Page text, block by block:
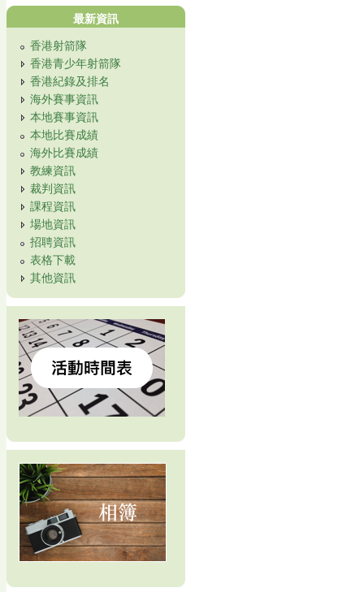
最新資訊
香港射箭隊
香港青少年射箭隊
香港紀錄及排名
海外賽事資訊
本地賽事資訊
本地比賽成績
海外比賽成績
教練資訊
裁判資訊
課程資訊
場地資訊
招聘資訊
表格下載
其他資訊